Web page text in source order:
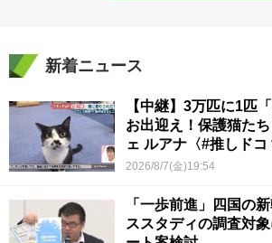
新着ニュース
【中継】3万匹に1匹
お出迎え！保護猫た
ェ ルアナ〈#推しドコ
2026/8/7(金)19:54
「一歩前進」四国の
ススタディの調査対